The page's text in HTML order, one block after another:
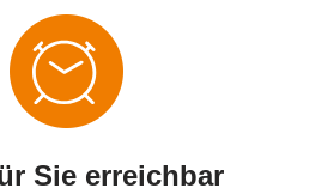
Sie erreichbar